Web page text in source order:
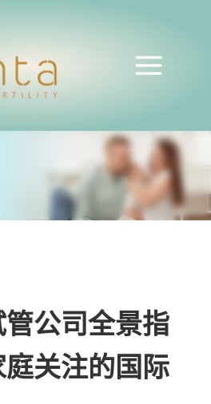
管公司全景指
关注的国际